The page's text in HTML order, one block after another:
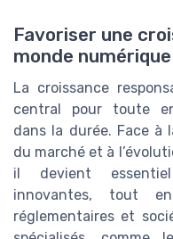
Favoriser une
monde numérique
La croissance
central pour toute
dans la durée. Face à
du marché et à
il devient
innovantes, tout
réglementaires et